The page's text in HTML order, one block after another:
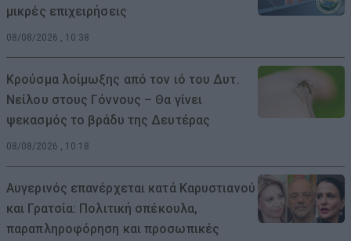
μικρές επιχειρήσεις
08/08/2026 , 10:38
Κρούσμα λοίμωξης από τον ιό του Δυτ.
Νείλου στους Γόννους – Θα γίνει
ψεκασμός το βράδυ της Δευτέρας
08/08/2026 , 10:18
Αυγερινός επανέρχεται κατά Καρυστιανού
και Γρατσία: Πολιτική σπέκουλα,
παραπληροφόρηση και προσωπικές